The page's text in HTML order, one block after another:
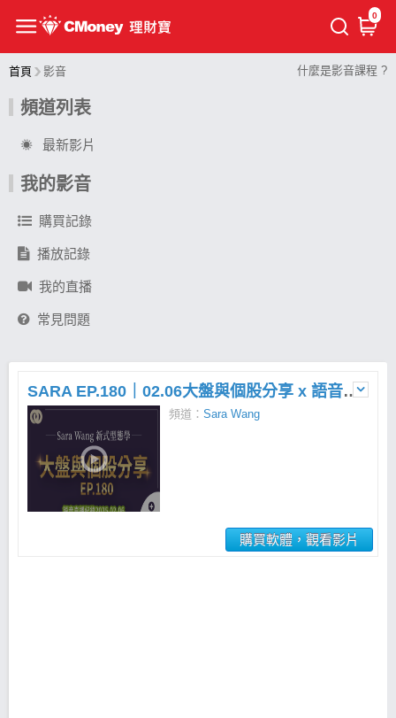
0
首頁 影音 什麼是影音課程 ?
頻道列表
最新影片
我的影音
購買記錄
播放記錄
我的直播
常見問題
SARA EP.180｜02.06大盤與個股分享 x 語音直播
頻道： Sara Wang
購買軟體，觀看影片